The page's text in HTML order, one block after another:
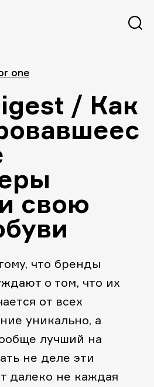
one
/ Как
свою
что бренды
о том, что их
от всех
уникально, а
лучший на
не деле эти
далеко не каждая